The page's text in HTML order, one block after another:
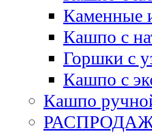
Каменные
Кашпо с
Горшки с
Кашпо с
Кашпо